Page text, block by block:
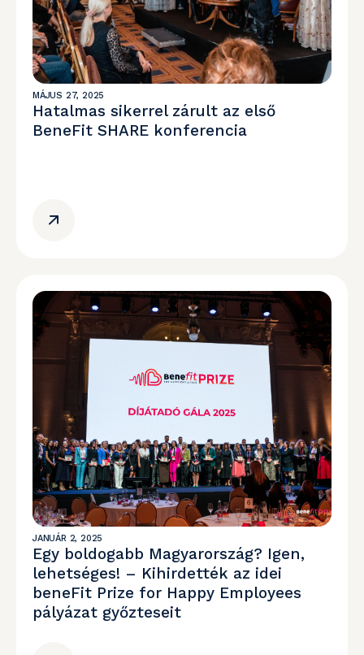
MÁJUS 27, 2025
Hatalmas sikerrel zárult az első
BeneFit SHARE konferencia
JANUÁR 2, 2025
Egy boldogabb Magyarország? Igen,
lehetséges! – Kihirdették az idei
beneFit Prize for Happy Employees
pályázat győzteseit